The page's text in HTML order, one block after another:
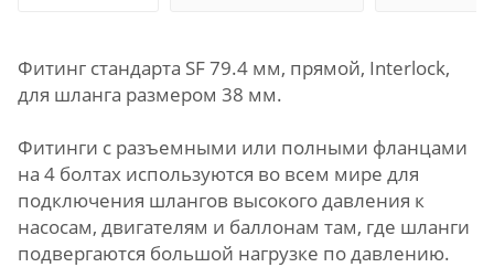
Фитинг стандарта SF 79.4 мм, прямой, Interlock,
для шланга размером 38 мм.
Фитинги с разъемными или полными фланцами
на 4 болтах используются во всем мире для
подключения шлангов высокого давления к
насосам, двигателям и баллонам там, где шланги
подвергаются большой нагрузке по давлению.